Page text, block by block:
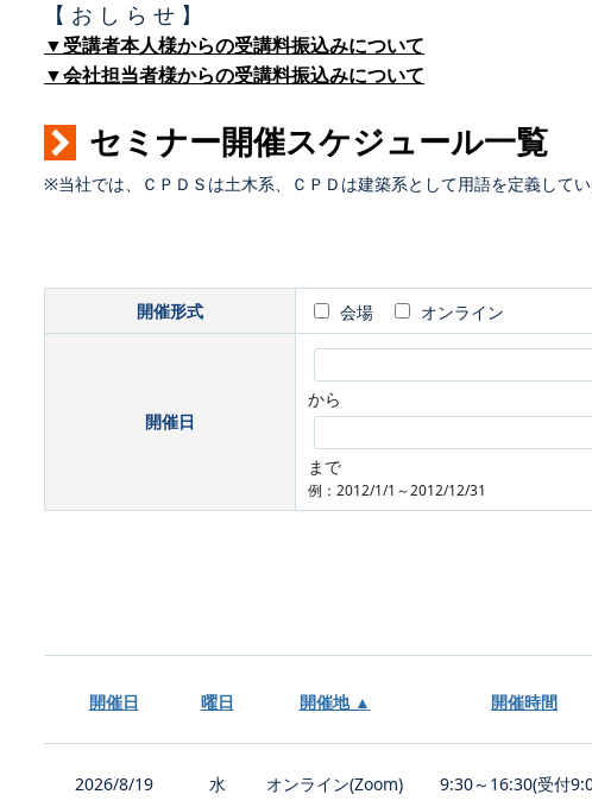
【 お し ら せ 】
▼受講者本人様からの受講料振込みについて
▼会社担当者様からの受講料振込みについて
セミナー開催スケジュール一覧
※当社では、ＣＰＤＳは土木系、ＣＰＤは建築系として用語を定義してい
開催形式 会場 オンライン
開催日
から
まで
例：2012/1/1～2012/12/31
開催日 曜日 開催地 ▲ 開催時間
2026/8/19 水 オンライン(Zoom) 9:30～16:30(受付